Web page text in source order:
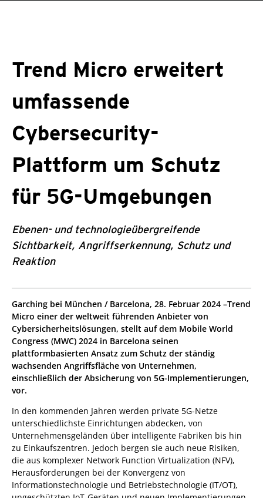
Trend Micro erweitert
umfassende
Cybersecurity-
Plattform um Schutz
für 5G-Umgebungen
Ebenen- und technologieübergreifende
Sichtbarkeit, Angriffserkennung, Schutz und
Reaktion
Garching bei München / Barcelona, 28. Februar 2024 –Trend
Micro einer der weltweit führenden Anbieter von
Cybersicherheitslösungen, stellt auf dem Mobile World
Congress (MWC) 2024 in Barcelona seinen
plattformbasierten Ansatz zum Schutz der ständig
wachsenden Angriffsfläche von Unternehmen,
einschließlich der Absicherung von 5G-Implementierungen,
vor.
In den kommenden Jahren werden private 5G-Netze
unterschiedlichste Einrichtungen abdecken, von
Unternehmensgeländen über intelligente Fabriken bis hin
zu Einkaufszentren. Jedoch bergen sie auch neue Risiken,
die aus komplexer Network Function Virtualization (NFV),
Herausforderungen bei der Konvergenz von
Informationstechnologie und Betriebstechnologie (IT/OT),
Products